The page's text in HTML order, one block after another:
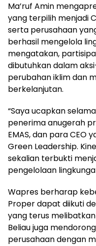
Ma’ruf Amin
yang terpilih menjadi
serta perusahaan
berhasil mengelola
mengatakan,
dibutuhkan dalam
perubahan iklim dan
berkelanjutan.
“Saya ucapkan
penerima anugerah
EMAS, dan para CEO
Green Leadership.
sekalian terbukti
pengelolaan
Wapres berharap
Proper dapat diikuti
yang terus
Beliau juga
perusahaan dengan